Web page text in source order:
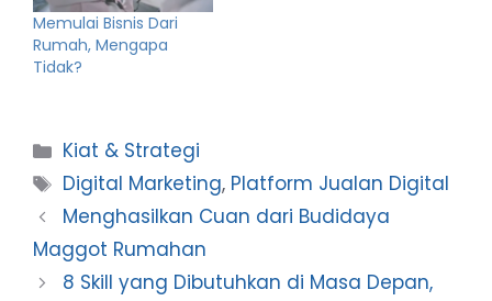
Memulai Bisnis Dari
Rumah, Mengapa
Tidak?
Categories
Kiat & Strategi
Tags
Digital Marketing, Platform Jualan Digital
Menghasilkan Cuan dari Budidaya
Maggot Rumahan
8 Skill yang Dibutuhkan di Masa Depan,